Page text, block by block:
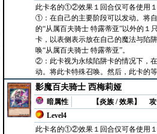
此卡名的①②效果１回合仅可各使用１
①：在自己的主要阶段可以发动。将
的“从属百夫骑士 特露蒂亚”以外的１
卡，以表侧表示放在自己的魔法与陷
唤“从属百夫骑士 特露蒂亚”。
②：此卡视为永续陷阱卡的情况下，
动。将此卡特殊召唤。然后，此卡的等
影魔百夫骑士 西梅莉娅
暗属性
【炎族 / 效果】
Level4
此卡名的①②效果１回合仅可各使用１